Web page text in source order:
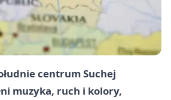
centrum Suchej
muzyka, ruch i kolory,